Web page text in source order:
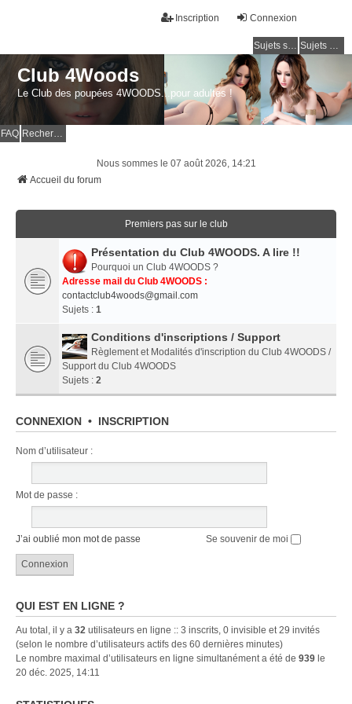
Connexion
Inscription
Sujets sans réponse Sujets actifs
Club 4Woods
Le Club des poupées 4WOODS...pour adultes !
FAQ
Nous sommes le 07 août 2026, 14:21
Accueil du forum
Premiers pas sur le club
Présentation du Club 4WOODS. A lire !!
Pourquoi un Club 4WOODS ?
Adresse mail du Club 4WOODS :
contactclub4woods@gmail.com
Sujets : 1
Conditions d'inscriptions / Support
Règlement et Modalités d'inscription du Club 4WOODS /
Support du Club 4WOODS
Sujets : 2
CONNEXION • INSCRIPTION
Nom d’utilisateur :
Mot de passe :
J’ai oublié mon mot de passe Se souvenir de moi
QUI EST EN LIGNE ?
Au total, il y a 32 utilisateurs en ligne :: 3 inscrits, 0 invisible et 29 invités
(selon le nombre d’utilisateurs actifs des 60 dernières minutes)
Le nombre maximal d’utilisateurs en ligne simultanément a été de 939 le
20 déc. 2025, 14:11